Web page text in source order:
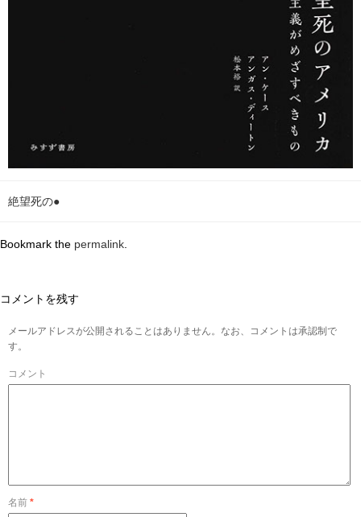
絶望死の●
Bookmark the permalink
コメントを残す
メールアドレスが公開されることはありません。なお、コメントは承認制で
す。
コメント
名前 *